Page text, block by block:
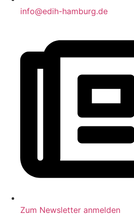
info@edih-hamburg.de
Zum Newsletter anmelden